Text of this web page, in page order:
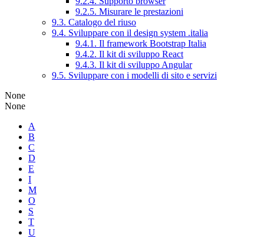
9.2.5. Misurare le prestazioni
9.3. Catalogo del riuso
9.4. Sviluppare con il design system .italia
9.4.1. Il framework Bootstrap Italia
9.4.2. Il kit di sviluppo React
9.4.3. Il kit di sviluppo Angular
9.5. Sviluppare con i modelli di sito e servizi
None
None
A
B
C
D
E
I
M
O
S
T
U